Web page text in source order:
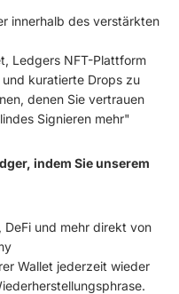
innerhalb des verstärkten
Ledgers NFT-Plattform
kuratierte Drops zu
denen Sie vertrauen
Signieren mehr"
indem Sie unserem
DeFi und mehr direkt von
Wallet jederzeit wieder